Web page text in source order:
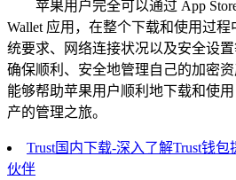
苹果用户完全可以通过 App
Wallet 应用，在整个下载和使用过
统要求、网络连接状况以及安全设
确保顺利、安全地管理自己的加密
能够帮助苹果用户顺利地下载和使用
产的管理之旅。
Trust国内下载-深入了解Trust钱
伙伴